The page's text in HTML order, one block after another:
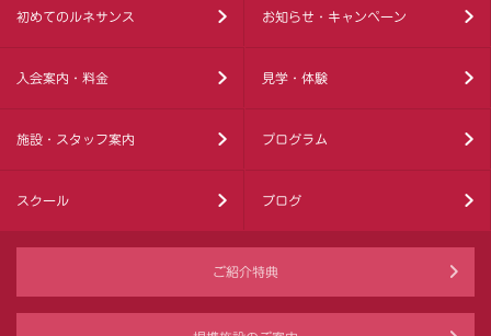
初めてのルネサンス お知らせ・キャンペーン
入会案内・料金 見学・体験
施設・スタッフ案内 プログラム
スクール ブログ
ご紹介特典